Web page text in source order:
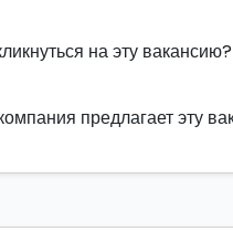
на эту вакансию?
предлагает эту